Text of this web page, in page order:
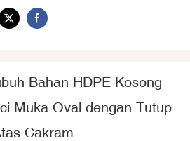
Bahan HDPE Kosong
Muka Oval dengan Tutup
Cakram